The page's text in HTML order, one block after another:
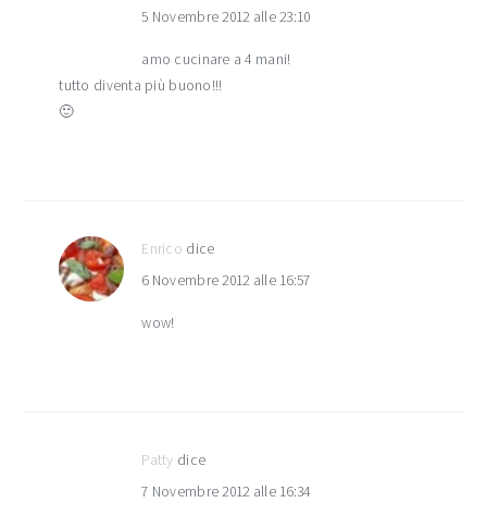
5 Novembre 2012 alle 23:10
amo cucinare a 4 mani!
tutto diventa più buono!!!
🙂
Enrico dice
6 Novembre 2012 alle 16:57
wow!
Patty dice
7 Novembre 2012 alle 16:34